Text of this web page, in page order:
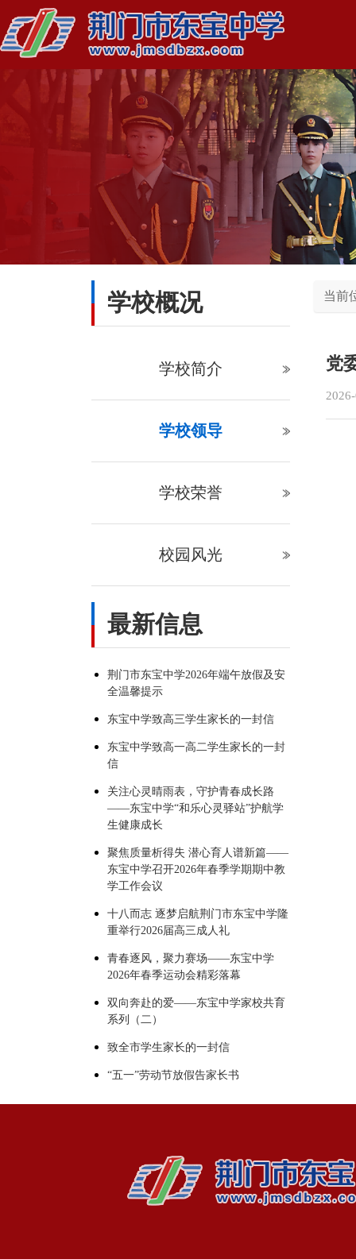
学校概况
学校简介
学校领导
学校荣誉
校园风光
最新信息
荆门市东宝中学2026年端午放假及安
全温馨提示
东宝中学致高三学生家长的一封信
东宝中学致高一高二学生家长的一封
信
关注心灵晴雨表，守护青春成长路
——东宝中学“和乐心灵驿站”护航学
生健康成长
聚焦质量析得失 潜心育人谱新篇——
东宝中学召开2026年春季学期期中教
学工作会议
十八而志 逐梦启航荆门市东宝中学隆
重举行2026届高三成人礼
青春逐风，聚力赛场——东宝中学
2026年春季运动会精彩落幕
双向奔赴的爱——东宝中学家校共育
系列（二）
致全市学生家长的一封信
“五一”劳动节放假告家长书
当前
党